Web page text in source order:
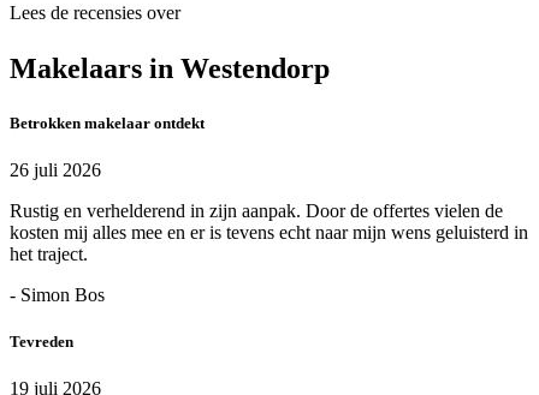
Lees de recensies over
Makelaars in Westendorp
Betrokken makelaar ontdekt
26 juli 2026
Rustig en verhelderend in zijn aanpak. Door de offertes vielen de
kosten mij alles mee en er is tevens echt naar mijn wens geluisterd in
het traject.
- Simon Bos
Tevreden
19 juli 2026